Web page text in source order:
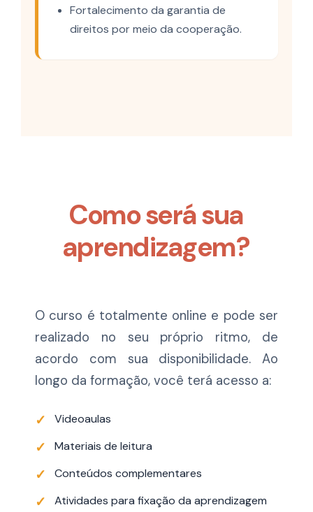
Fortalecimento da garantia de
direitos por meio da cooperação.
Como será sua
aprendizagem?
O curso é totalmente online e pode ser
realizado no seu próprio ritmo, de
acordo com sua disponibilidade. Ao
longo da formação, você terá acesso a:
Videoaulas
Materiais de leitura
Conteúdos complementares
Atividades para fixação da aprendizagem